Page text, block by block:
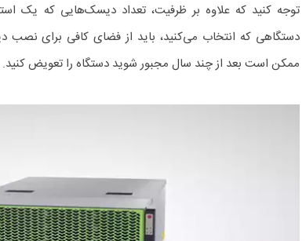
توجه کنید که علاوه بر ظرفیت، تعداد دیسک‌هایی که یک
دستگاهی که انتخاب می‌کنید، باید از فضای کافی برای نصب
ممکن است بعد از چند سال مجبور شوید دستگاه را تعویض کنید.